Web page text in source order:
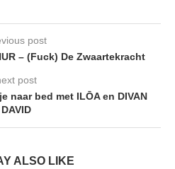
post
– (Fuck) De Zwaartekracht
post
naar bed met ILŌA en DIVAN
DAVID
ALSO LIKE